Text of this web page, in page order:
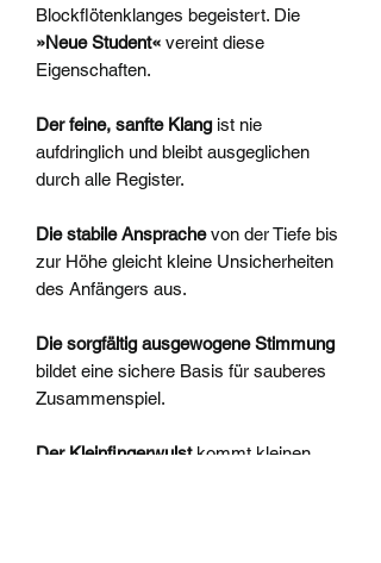
Blockflötenklanges begeistert. Die
»Neue Student« vereint diese
Eigenschaften.
Der feine, sanfte Klangist nie
aufdringlich und bleibt ausgeglichen
durch alle Register.
Die stabile Ansprachevon der Tiefe bis
zur Höhe gleicht kleine Unsicherheiten
des Anfängers aus.
Die sorgfältig ausgewogene Stimmung
bildet eine sichere Basis für sauberes
Zusammenspiel.
Der Kleinfingerwulstkommt kleinen